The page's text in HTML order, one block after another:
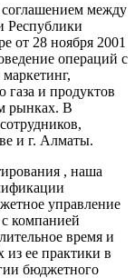
соглашением между
Республики
от 28 ноября 2001
операций с
газа и продуктов
рынках. В
и г. Алматы.
, наша
управление
компанией
время и
из ее практики в
бюджетного